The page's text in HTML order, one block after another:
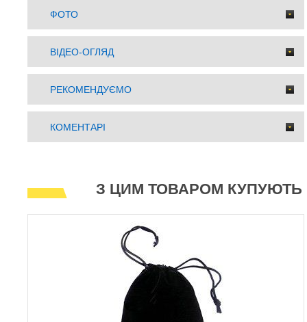
ФОТО
ВІДЕО-ОГЛЯД
РЕКОМЕНДУЄМО
КОМЕНТАРІ
З ЦИМ ТОВАРОМ КУПУЮТЬ